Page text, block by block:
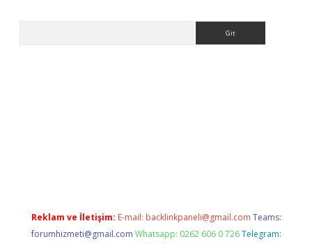
Reklam ve İletişim: E-mail: backlinkpaneli@gmail.com Teams:
forumhizmeti@gmail.com Whatsapp: 0262 606 0 726 Telegram: